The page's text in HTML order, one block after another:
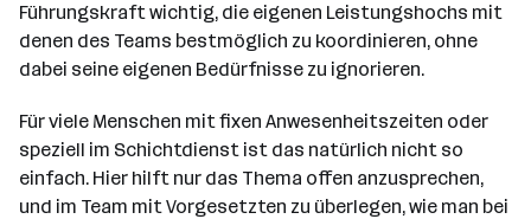
Führungskraft wichtig, die eigenen Leistungshochs mit
denen des Teams bestmöglich zu koordinieren, ohne
dabei seine eigenen Bedürfnisse zu ignorieren.
Für viele Menschen mit fixen Anwesenheitszeiten oder
speziell im Schichtdienst ist das natürlich nicht so
einfach. Hier hilft nur das Thema offen anzusprechen,
und im Team mit Vorgesetzten zu überlegen, wie man bei